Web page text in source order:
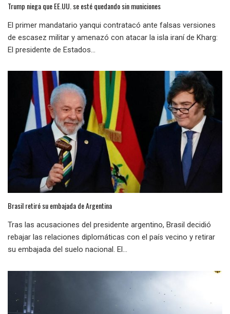
Trump niega que EE.UU. se esté quedando sin municiones
El primer mandatario yanqui contratacó ante falsas versiones
de escasez militar y amenazó con atacar la isla iraní de Kharg:
El presidente de Estados...
Brasil retiró su embajada de Argentina
Tras las acusaciones del presidente argentino, Brasil decidió
rebajar las relaciones diplomáticas con el país vecino y retirar
su embajada del suelo nacional. El...